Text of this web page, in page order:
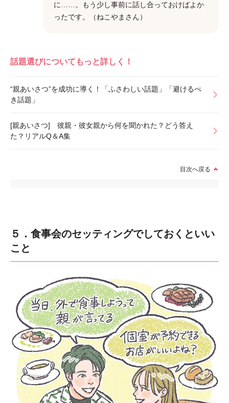
に……。もう少し事前に話し合っておけばよか
ったです。（ねこやまさん）
話題選びについてもっと詳しく！
“親あいさつ”を成功に導く！「ふさわしい話題」「避けるべ
き話題」
[親あいさつ] 彼親・彼女親から何を聞かれた？どう答え
た？リアルQ＆A集
目次へ戻る
５．食事会のセッティングでしておくといい
こと